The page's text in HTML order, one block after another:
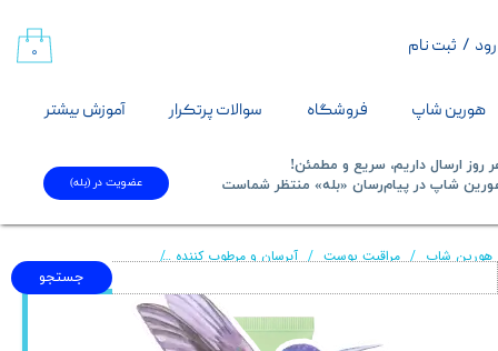
هورین شاپ فروشگاه سوالات پرتکرار آموزش بیشتر
/ ثبت نام
حساب کاربری من
تغییر گذر واژه
خروج از حساب کاربری
۰
جستجو
روز ارسال داریم، سریع و مطمئن!
شاپ در پیام‌رسان «بله» منتظر شماست​​​​​​​
عضویت در (بله)
هورین شاپ مراقبت پوست آبرسان و مرطوب کننده کرم اگزوزوم سیکا مدی کیوب 50 میلی